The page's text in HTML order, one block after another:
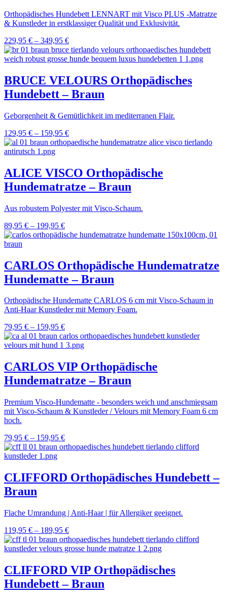
Orthopädisches Hundebett LENNART mit Visco PLUS -Matratze
& Kunstleder in erstklassiger Qualität und Exklusivität.
229,95 € – 349,95 €
BRUCE VELOURS Orthopädisches
Hundebett – Braun
Geborgenheit & Gemütlichkeit im mediterranen Flair.
129,95 € – 159,95 €
ALICE VISCO Orthopädische
Hundematratze – Braun
Aus robustem Polyester mit Visco-Schaum.
89,95 € – 199,95 €
CARLOS Orthopädische Hundematratze
Hundematte – Braun
Orthopädische Hundematte CARLOS 6 cm mit Visco-Schaum in
Anti-Haar Kunstleder mit Memory Foam.
79,95 € – 159,95 €
CARLOS VIP Orthopädische
Hundematratze – Braun
Premium Visco-Hundematte - besonders weich und anschmiegsam
mit Visco-Schaum & Kunstleder / Velours mit Memory Foam 6 cm
hoch.
79,95 € – 159,95 €
CLIFFORD Orthopädisches Hundebett –
Braun
Flache Umrandung | Anti-Haar | für Allergiker geeignet.
119,95 € – 189,95 €
CLIFFORD VIP Orthopädisches
Hundebett – Braun